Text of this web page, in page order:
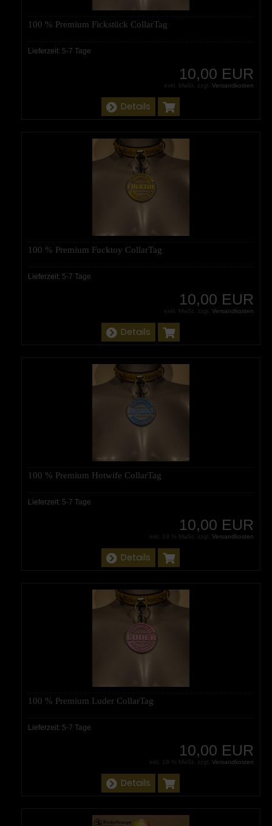
100 % Premium Fickstück CollarTag
Lieferzeit: 5-7 Tage
10,00 EUR
exkl. MwSt. zzgl. Versandkosten
Details
100 % Premium Fucktoy CollarTag
Lieferzeit: 5-7 Tage
10,00 EUR
exkl. MwSt. zzgl. Versandkosten
Details
100 % Premium Hotwife CollarTag
Lieferzeit: 5-7 Tage
10,00 EUR
inkl. 19 % MwSt. zzgl. Versandkosten
Details
100 % Premium Luder CollarTag
Lieferzeit: 5-7 Tage
10,00 EUR
inkl. 19 % MwSt. zzgl. Versandkosten
Details